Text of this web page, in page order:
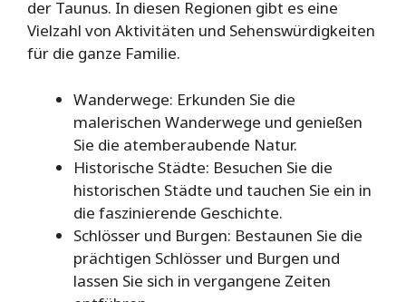
der Taunus. In diesen Regionen gibt es eine
Vielzahl von Aktivitäten und Sehenswürdigkeiten
für die ganze Familie.
Wanderwege: Erkunden Sie die
malerischen Wanderwege und genießen
Sie die atemberaubende Natur.
Historische Städte: Besuchen Sie die
historischen Städte und tauchen Sie ein in
die faszinierende Geschichte.
Schlösser und Burgen: Bestaunen Sie die
prächtigen Schlösser und Burgen und
lassen Sie sich in vergangene Zeiten